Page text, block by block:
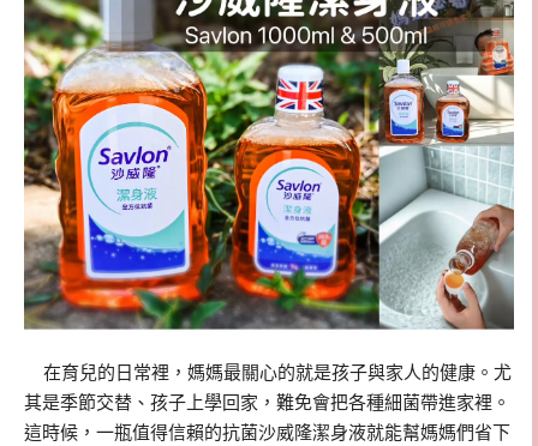
在育兒的日常裡，媽媽最關心的就是孩子與家人的健康。尤
其是季節交替、孩子上學回家，難免會把各種細菌帶進家裡。
這時候，一瓶值得信賴的抗菌沙威隆潔身液就能幫媽媽們省下